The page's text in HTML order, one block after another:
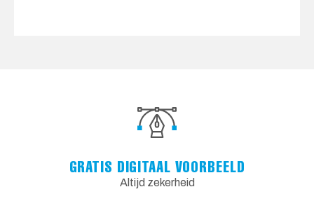
GRATIS DIGITAAL VOORBEELD
Altijd zekerheid